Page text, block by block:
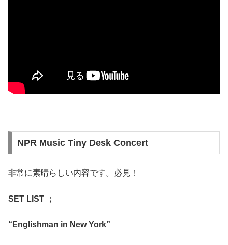
NPR Music Tiny Desk Concert
非常に素晴らしい内容です。必見！
SET LIST ；
“Englishman in New York”